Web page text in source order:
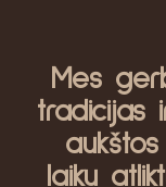
Mes
tradicijas
laiku